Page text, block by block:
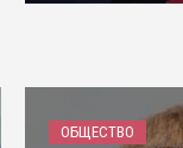
ОБЩЕСТВО